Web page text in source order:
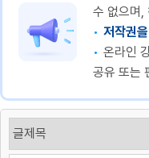
수 없으며,
저작권
온라인
공유 또는